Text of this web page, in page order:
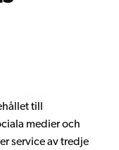
till
medier och
service av tredje